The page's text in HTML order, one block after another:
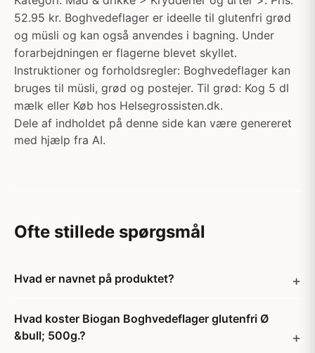
52.95 kr. Boghvedeflager er ideelle til glutenfri grød
og müsli og kan også anvendes i bagning. Under
forarbejdningen er flagerne blevet skyllet.
Instruktioner og forholdsregler: Boghvedeflager kan
bruges til müsli, grød og postejer. Til grød: Kog 5 dl
mælk eller Køb hos Helsegrossisten.dk.
Dele af indholdet på denne side kan være genereret
med hjælp fra AI.
Ofte stillede spørgsmål
Hvad er navnet på produktet?
Hvad koster Biogan Boghvedeflager glutenfri Ø
&bull; 500g.?